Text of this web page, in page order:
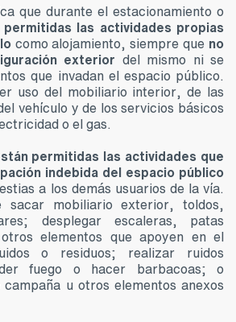
que durante el estacionamiento o
las actividades propias
como alojamiento, siempre que no
exterior del mismo ni se
que invadan el espacio público.
uso del mobiliario interior, de las
vehículo y de los servicios básicos
o el gas.
permitidas las actividades que
indebida del espacio público
a los demás usuarios de la vía.
sacar mobiliario exterior, toldos,
desplegar escaleras, patas
elementos que apoyen en el
o residuos; realizar ruidos
fuego o hacer barbacoas; o
u otros elementos anexos